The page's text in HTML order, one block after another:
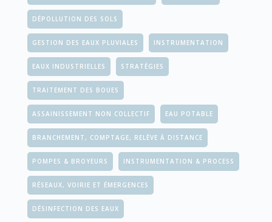
DÉPOLLUTION DES SOLS
GESTION DES EAUX PLUVIALES INSTRUMENTATION
EAUX INDUSTRIELLES STRATÉGIES
TRAITEMENT DES BOUES
ASSAINISSEMENT NON COLLECTIF EAU POTABLE
BRANCHEMENT, COMPTAGE, RELÈVE À DISTANCE
POMPES & BROYEURS INSTRUMENTATION & PROCESS
RÉSEAUX, VOIRIE ET ÉMERGENCES
DÉSINFECTION DES EAUX